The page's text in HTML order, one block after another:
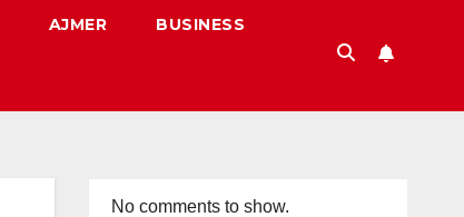
AJMER BUSINESS
No comments to show.